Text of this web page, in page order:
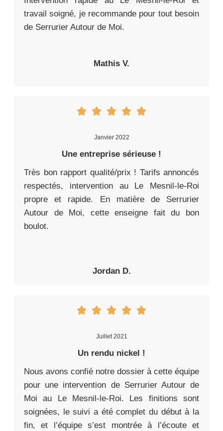
travail soigné, je recommande pour tout besoin
de Serrurier Autour de Moi.
Mathis V.
Janvier 2022
Une entreprise sérieuse !
Très bon rapport qualité/prix ! Tarifs annoncés
respectés, intervention au Le Mesnil-le-Roi
propre et rapide. En matière de Serrurier
Autour de Moi, cette enseigne fait du bon
boulot.
Jordan D.
Juillet 2021
Un rendu nickel !
Nous avons confié notre dossier à cette équipe
pour une intervention de Serrurier Autour de
Moi au Le Mesnil-le-Roi. Les finitions sont
soignées, le suivi a été complet du début à la
fin, et l’équipe s’est montrée à l’écoute et